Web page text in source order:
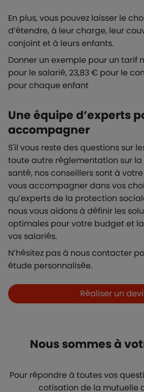
En plus, vous pouvez laisser le
d’étendre, à leur charge, leur
conjoint et à leurs enfants.
Donner un exemple pour un tarif
pour le salarié, 23,83 € pour le
pour chaque enfant
Une équipe d’experts
accompagner
S'il vous reste des questions sur
toute autre réglementation sur
santé, nos conseillers sont à
vous accompagner dans vos
qu’experts de la protection
nous vous aidons à définir les
optimales pour votre budget et
vos salariés.
N’hésitez pas à nous contacter
étude personnalisée.
Boutons et liens
Réaliser un
Nous sommes à
Pour répondre à toutes vos
cotisation de la mutuelle